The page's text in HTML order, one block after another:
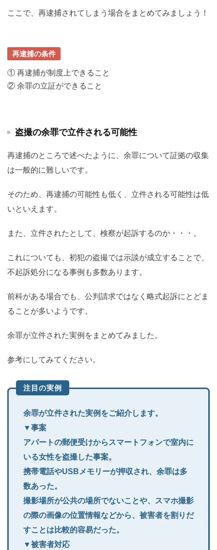
ここで、再逮捕されてしまう場合をまとめてみましょう！
再逮捕の条件
① 再逮捕が制度上できること
② 余罪の立証ができること
盗撮の余罪で立件される可能性
再逮捕のところで述べたように、余罪について証拠の収集
は一般的に難しいです。
そのため、再逮捕の可能性も低く、立件される可能性は低
いといえます。
また、立件されたとして、検察が起訴するのか・・・。
これについても、初犯の盗撮では示談が成立することで、
不起訴処分になる事例も多数あります。
前科がある場合でも、公判請求ではなく略式起訴にとどま
ることが多いようです。
余罪が立件された実例をまとめてみました。
参考にしてみてください。
注目の実例
余罪が立件された実例をご紹介します。
▼事案
アパートの郵便受けからスマートフォンで室内に
いる女性を盗撮した事案。
携帯電話やUSBメモリーが押収され、余罪は多
数あった。
撮影場所が公共の場所でないことや、スマホ撮影
の際の画像の位置情報などから、被害者を割りだ
すことは比較的容易だった。
▼被害者対応